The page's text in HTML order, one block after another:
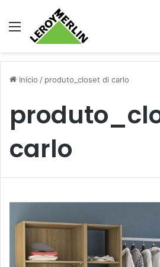
Menu
Início / produto_closet di carlo
carlo